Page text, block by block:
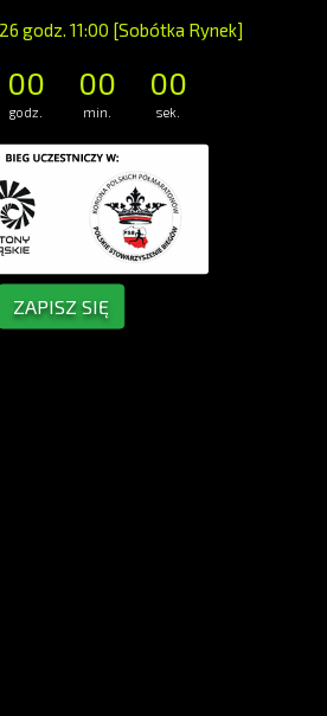
godz. 11:00 [Sobótka Rynek]
00
godz.
00
min.
00
sek.
ZAPISZ SIĘ